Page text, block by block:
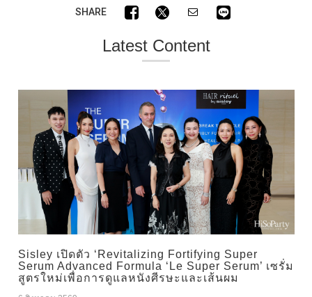
SHARE
Latest Content
Sisley เปิดตัว ‘Revitalizing Fortifying Super
Serum Advanced Formula ‘Le Super Serum’ เซรั่ม
สูตรใหม่เพื่อการดูแลหนังศีรษะและเส้นผม